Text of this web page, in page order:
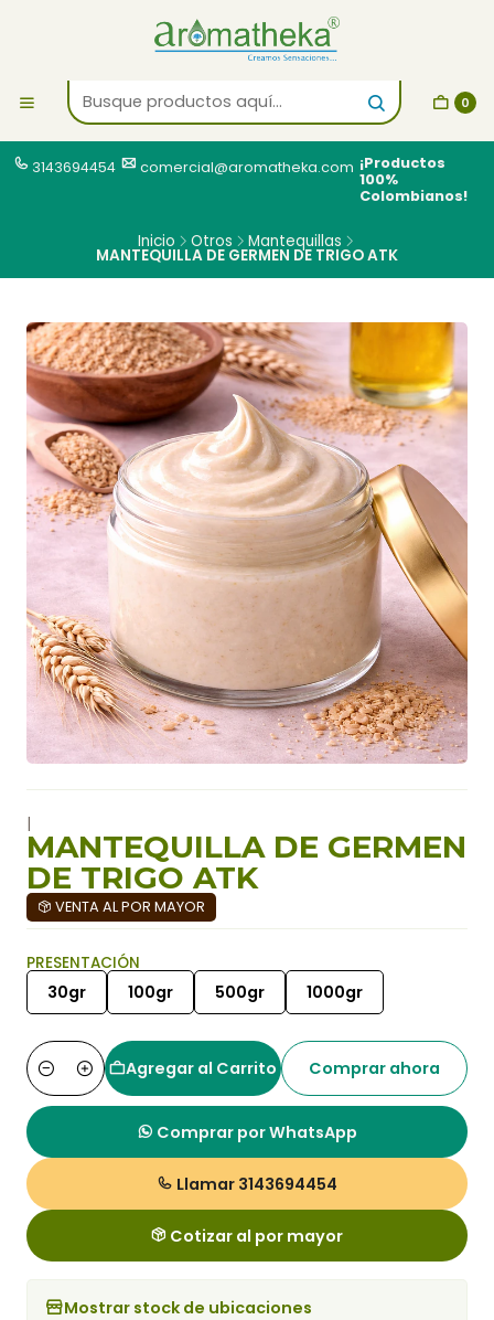
0
3143694454 comercial@aromatheka.com ¡Productos
100%
Colombianos!
Inicio Otros Mantequillas
MANTEQUILLA DE GERMEN DE TRIGO ATK
|
MANTEQUILLA DE GERMEN
DE TRIGO ATK
VENTA AL POR MAYOR
PRESENTACIÓN
30gr 100gr 500gr 1000gr
Cantidad
Agregar al Carrito Comprar ahora
Comprar por WhatsApp
Llamar 3143694454
Cotizar al por mayor
Mostrar stock de ubicaciones